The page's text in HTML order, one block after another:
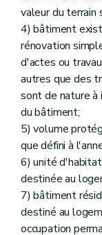
valeur du
4) bâtiment
rénovation
d'actes ou
autres que des
sont de nature à
du bâtiment;
5) volume
que défini à
6) unité
destinée au
7) bâtiment
destiné au
occupation